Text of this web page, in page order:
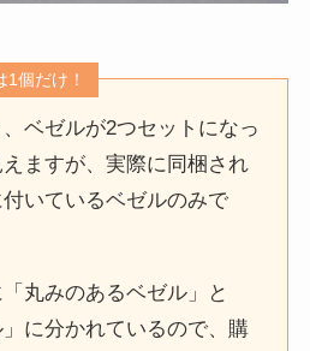
個だけ！
ベゼルが2つセットになっ
ますが、実際に同梱され
いているベゼルのみで
丸みのあるベゼル」と
」に分かれているので、購